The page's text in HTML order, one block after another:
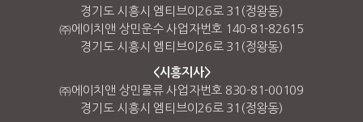
경기도 시흥시 엠티브이26로 31(정왕동)
㈜에이치앤 상민운수 사업자번호 140-81-82615
경기도 시흥시 엠티브이26로 31(정왕동)
<시흥지사>
㈜에이치앤 상민물류 사업자번호 830-81-00109
경기도 시흥시 엠티브이26로 31(정왕동)